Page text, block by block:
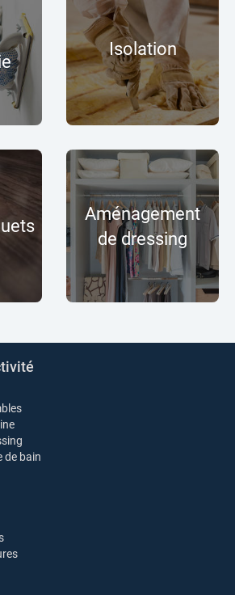
Isolation
Aménagement
de dressing
de bain